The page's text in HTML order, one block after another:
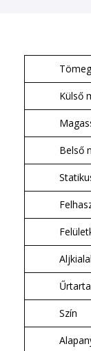
Tömeg
Külső
Belső
Szín